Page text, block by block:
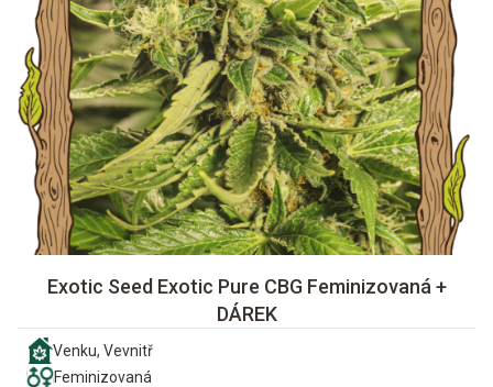
Exotic Seed Exotic Pure CBG Feminizovaná +
DÁREK
Venku, Vevnitř
Feminizovaná